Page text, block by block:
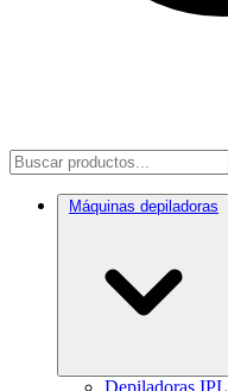
Máquinas depiladoras
Depiladoras IPL